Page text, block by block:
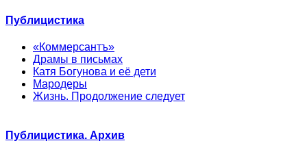
Публицистика
«Коммерсантъ»
Драмы в письмах
Катя Богунова и её дети
Мародеры
Жизнь. Продолжение следует
Публицистика. Архив